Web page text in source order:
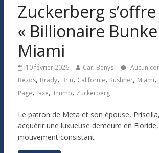
Zuckerberg
« Billionaire
Miami
10 février 2026 Carl Benys
Aucun
Bezos, Brady, Brin, Californie, Kushner, Miami,
Page, taxe, Trump, Zuckerberg
Le patron de Meta et son épouse,
acquérir une luxueuse demeure en
mouvement consistant